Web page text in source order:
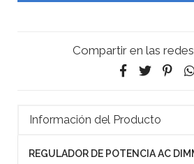
Compartir en las
Información del Producto
REGULADOR DE POTENCIA AC